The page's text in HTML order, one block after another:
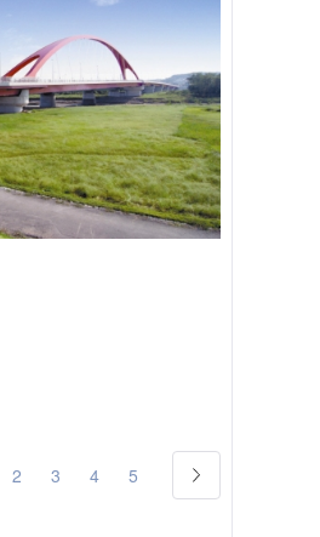
2 3 4 5